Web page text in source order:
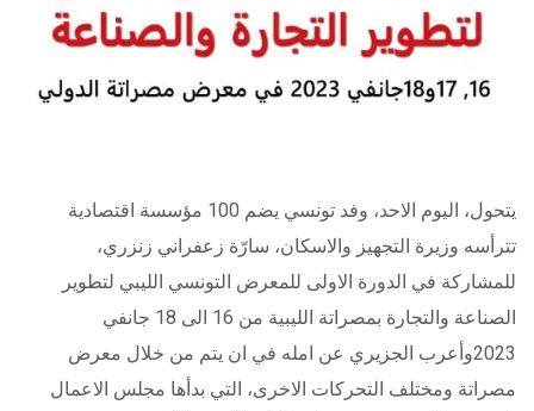
تترأسه وزيرة التجهيز والاسكان، سارّة زعفراني زنزري،
للمشاركة في الدورة الاولى للمعرض التونسي الليبي لتطوير
الصناعة والتجارة بمصراتة الليبية من 16 الى 18 جانفي
2023وأعرب الجزيري عن امله في ان يتم من خلال معرض
مصراتة ومختلف التحركات الاخرى، التي بدأها مجلس الاعمال